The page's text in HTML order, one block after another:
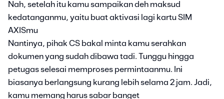
Nah, setelah itu kamu sampaikan deh maksud
kedatanganmu, yaitu buat aktivasi lagi kartu SIM
AXISmu
Nantinya, pihak CS bakal minta kamu serahkan
dokumen yang sudah dibawa tadi. Tunggu hingga
petugas selesai memproses permintaanmu. Ini
biasanya berlangsung kurang lebih selama 2 jam. Jadi,
kamu memang harus sabar banget